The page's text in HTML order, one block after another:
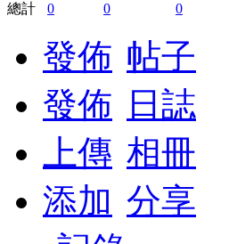
總計
0 0 0
發佈 帖子
發佈
日誌
上傳 相冊
添加 分享